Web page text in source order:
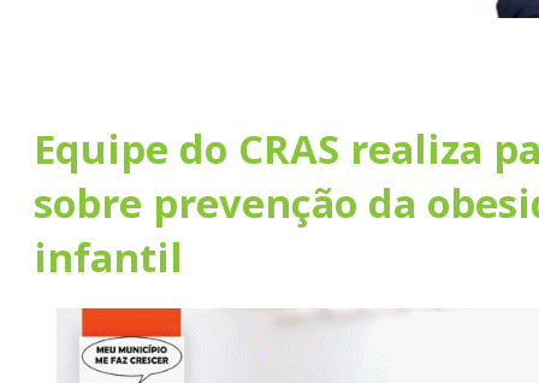
Equipe do CRAS realiza
sobre prevenção da
infantil